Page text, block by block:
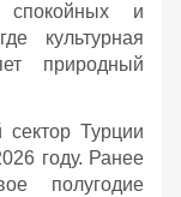
и
культурная
природный
сектор Турции
году. Ранее
полугодие